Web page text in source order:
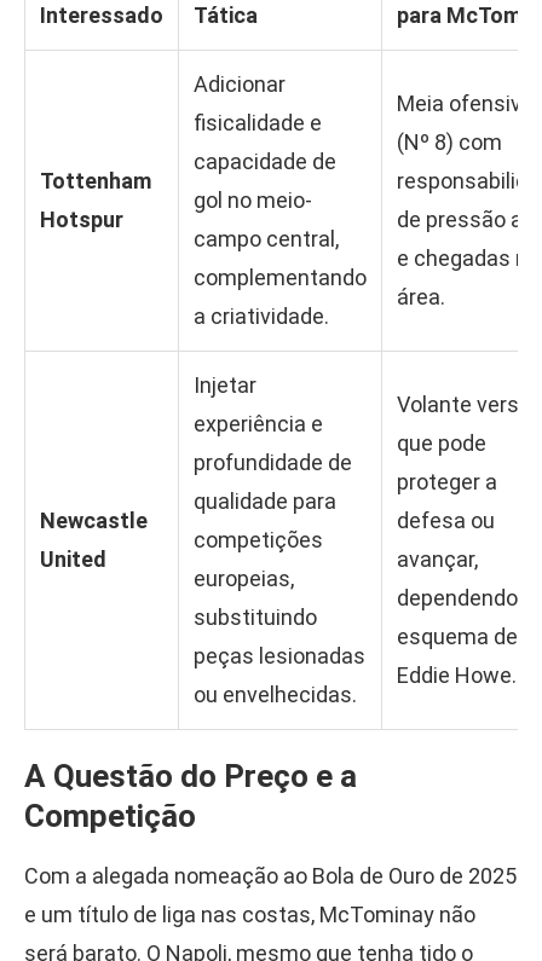
Interessado
Tática
para
Tottenham
Hotspur
Adicionar
fisicalidade e
capacidade de
gol no meio-
campo central,
complementando
a criatividade.
Meia ofensivo
(Nº 8) com
de pressão
e chegadas na
área.
Newcastle
United
Injetar
experiência e
profundidade de
qualidade para
competições
europeias,
substituindo
peças lesionadas
ou envelhecidas.
Volante
que pode
proteger a
defesa ou
avançar,
dependendo
esquema de
Eddie Howe.
A Questão do Preço e a
Competição
Com a alegada nomeação ao Bola de Ouro de 2025
e um título de liga nas costas, McTominay não
será barato. O Napoli, mesmo que tenha tido o